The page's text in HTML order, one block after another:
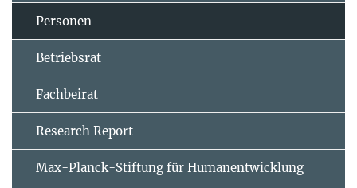
Personen
Betriebsrat
Fachbeirat
Research Report
Max-Planck-Stiftung für Humanentwicklung